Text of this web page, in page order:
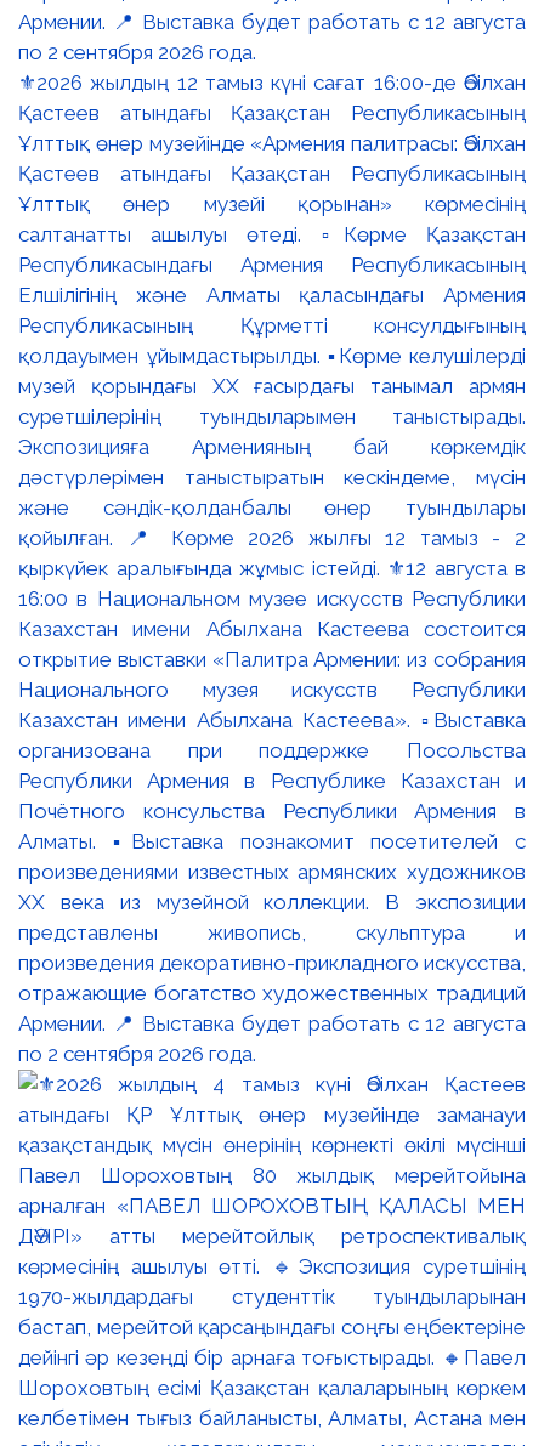
⚜️2026 жылдың 12 тамыз күні сағат 16:00-де Әбілхан
Қастеев атындағы Қазақстан Республикасының
Ұлттық өнер музейінде «Армения палитрасы: Әбілхан
Қастеев атындағы Қазақстан Республикасының
Ұлттық өнер музейі қорынан» көрмесінің
салтанатты ашылуы өтеді. ▫️Көрме Қазақстан
Республикасындағы Армения Республикасының
Елшілігінің және Алматы қаласындағы Армения
Республикасының Құрметті консулдығының
қолдауымен ұйымдастырылды. ▪️Көрме келушілерді
музей қорындағы ХХ ғасырдағы танымал армян
суретшілерінің туындыларымен таныстырады.
Экспозицияға Арменияның бай көркемдік
дәстүрлерімен таныстыратын кескіндеме, мүсін
және сәндік-қолданбалы өнер туындылары
қойылған. 📍 Көрме 2026 жылғы 12 тамыз - 2
қыркүйек аралығында жұмыс істейді. ⚜️12 августа в
16:00 в Национальном музее искусств Республики
Казахстан имени Абылхана Кастеева состоится
открытие выставки «Палитра Армении: из собрания
Национального музея искусств Республики
Казахстан имени Абылхана Кастеева». ▫️Выставка
организована при поддержке Посольства
Республики Армения в Республике Казахстан и
Почётного консульства Республики Армения в
Алматы. ▪️Выставка познакомит посетителей с
произведениями известных армянских художников
XX века из музейной коллекции. В экспозиции
представлены живопись, скульптура и
произведения декоративно-прикладного искусства,
отражающие богатство художественных традиций
Армении. 📍 Выставка будет работать с 12 августа
по 2 сентября 2026 года.